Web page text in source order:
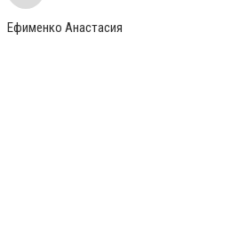
Ефименко Анастасия